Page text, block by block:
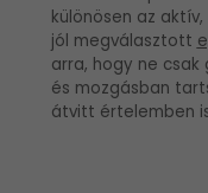
különösen az
jól megválasztott
arra, hogy ne
és mozgásban
átvitt értelemben